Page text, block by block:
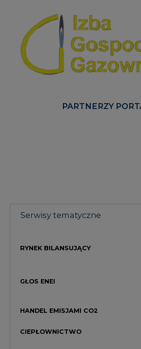
PARTNERZY
Serwisy tematyczne
RYNEK BILANSUJĄCY
GŁOS ENEI
HANDEL EMISJAMI CO2
CIEPŁOWNICTWO